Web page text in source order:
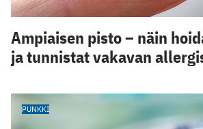
Ampiaisen pisto – näin
ja tunnistat vakavan
PUNKKI